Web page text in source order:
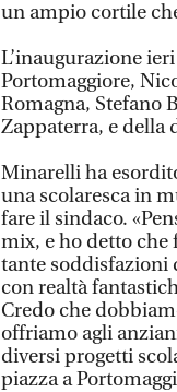
un ampio cortile
L’inaugurazione
Portomaggiore,
Romagna, Stefano
Zappaterra, e della
Minarelli ha
una scolaresca in
fare il sindaco.
mix, e ho detto che
tante soddisfazioni
con realtà
Credo che
offriamo agli
diversi progetti
piazza a